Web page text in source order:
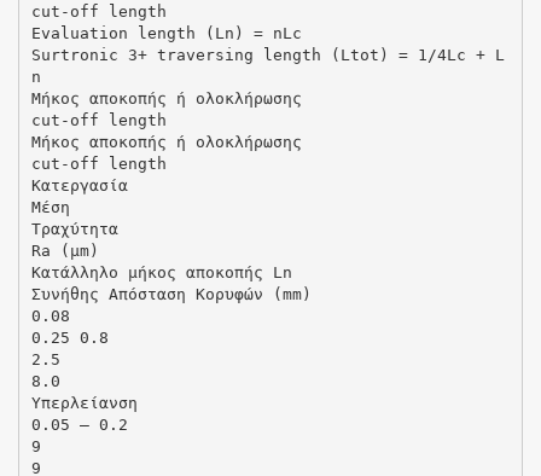
cut-off length
Evaluation length (Ln) = nLc
Surtronic 3+ traversing length (Ltot) = 1/4Lc + L
n
Μήκος αποκοπής ή ολοκλήρωσης
cut-off length
Μήκος αποκοπής ή ολοκλήρωσης
cut-off length
Κατεργασία
Μέση
Τραχύτητα
Ra (μm)
Κατάλληλο μήκος αποκοπής Ln
Συνήθης Απόσταση Κορυφών (mm)
0.08
0.25 0.8
2.5
8.0
Υπερλείανση
0.05 – 0.2
9
9